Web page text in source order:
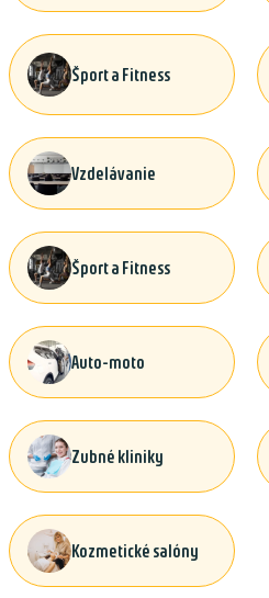
Šport a Fitness
Vzdelávanie
Šport a Fitness
Auto-moto
Zubné kliniky
Kozmetické salóny